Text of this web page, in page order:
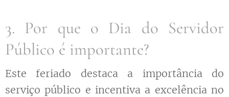
3. Por que o Dia do Servidor
Público é importante?
Este feriado destaca a importância do
serviço público e incentiva a excelência no